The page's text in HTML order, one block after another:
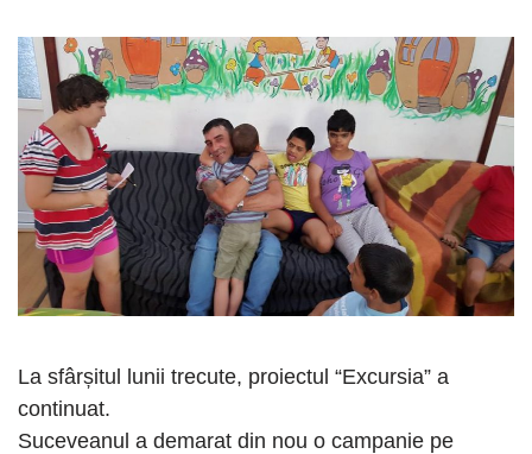
La sfârșitul lunii trecute, proiectul “Excursia” a
continuat.
Suceveanul a demarat din nou o campanie pe